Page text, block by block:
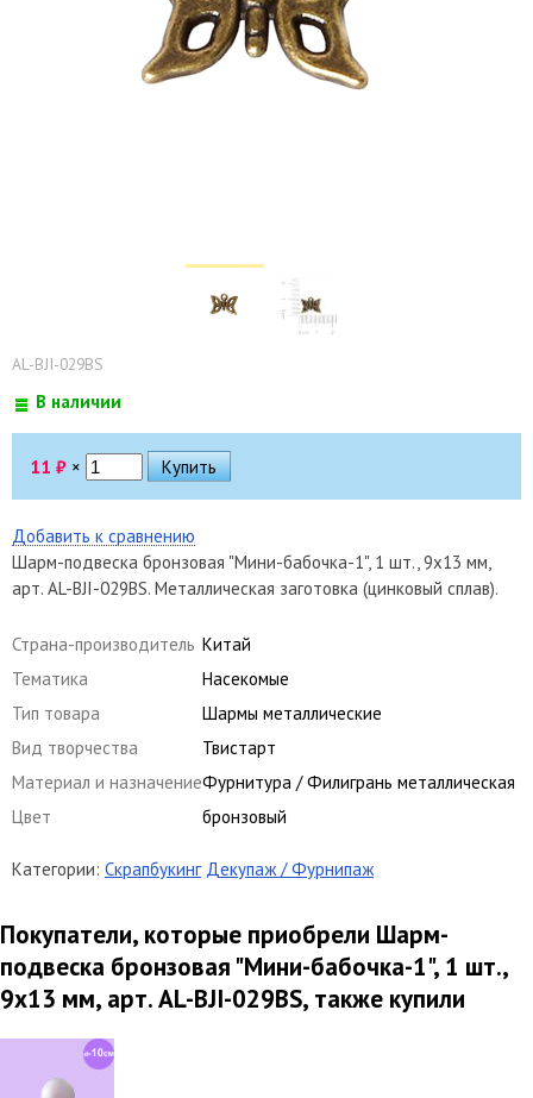
AL-BJI-029BS
В наличии
11 ₽ ×
Добавить к сравнению
Шарм-подвеска бронзовая "Мини-бабочка-1", 1 шт., 9х13 мм,
арт. AL-BJI-029BS. Металлическая заготовка (цинковый сплав).
Страна-производитель Китай
Тематика
Насекомые
Тип товара
Шармы металлические
Вид творчества
Твистарт
Материал и назначениеФурнитура / Филигрань металлическая
Цвет
бронзовый
Категории: Скрапбукинг Декупаж / Фурнипаж
Покупатели, которые приобрели Шарм-
подвеска бронзовая "Мини-бабочка-1", 1 шт.,
9х13 мм, арт. AL-BJI-029BS, также купили